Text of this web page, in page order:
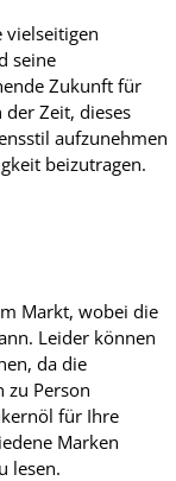
vielseitigen
seine
Zukunft für
der Zeit, dieses
aufzunehmen
beizutragen.
Markt, wobei die
Leider können
da die
zu Person
für Ihre
Marken
lesen.